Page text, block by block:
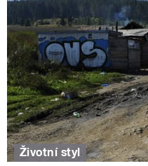
Životní styl